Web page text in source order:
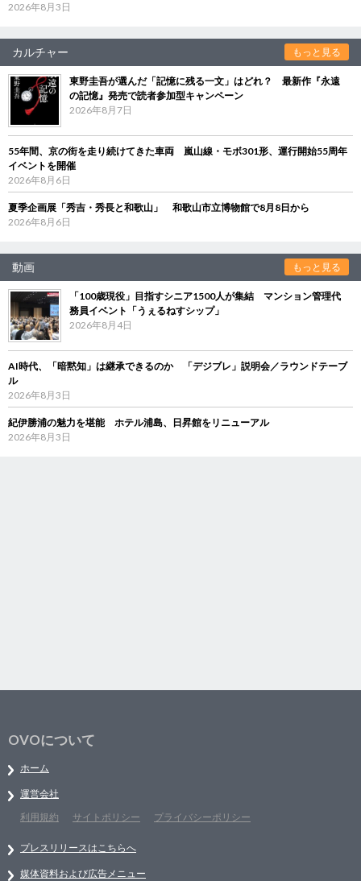
2026年8月3日
カルチャー もっと見る
東野圭吾が選んだ「記憶に残る一文」はどれ？ 最新作『永遠
の記憶』発売で読者参加型キャンペーン
2026年8月7日
55年間、京の街を走り続けてきた車両 嵐山線・モボ301形、運行開始55周年
イベントを開催
2026年8月6日
夏季企画展「秀吉・秀長と和歌山」 和歌山市立博物館で8月8日から
2026年8月6日
動画 もっと見る
「100歳現役」目指すシニア1500人が集結 マンション管理代
務員イベント「うぇるねすシップ」
2026年8月4日
AI時代、「暗黙知」は継承できるのか 「デジブレ」説明会／ラウンドテーブ
ル
2026年8月3日
紀伊勝浦の魅力を堪能 ホテル浦島、日昇館をリニューアル
2026年8月3日
OVOについて
ホーム
運営会社
利用規約
サイトポリシー プライバシーポリシー
プレスリリースはこちらへ
媒体資料および広告メニュー